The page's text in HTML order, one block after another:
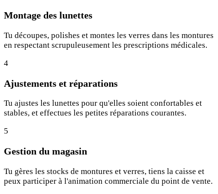
Montage des lunettes
Tu découpes, polishes et montes les verres dans les montures
en respectant scrupuleusement les prescriptions médicales.
4
Ajustements et réparations
Tu ajustes les lunettes pour qu'elles soient confortables et
stables, et effectues les petites réparations courantes.
5
Gestion du magasin
Tu gères les stocks de montures et verres, tiens la caisse et
peux participer à l'animation commerciale du point de vente.